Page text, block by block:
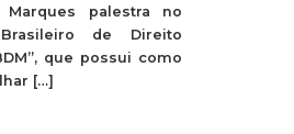
palestra no
de Direito
que possui como
[…]